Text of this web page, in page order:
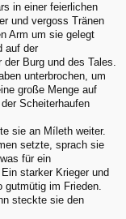
in einer feierlichen
und vergoss Tränen
Arm um sie gelegt
auf der
der Burg und des Tales.
unterbrochen, um
große Menge auf
Scheiterhaufen
sie an Míleth weiter.
setzte, sprach sie
für ein
starker Krieger und
gutmütig im Frieden.
steckte sie den